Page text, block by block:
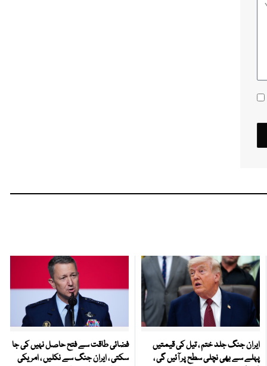
ایران جنگ جلد ختم ، تیل کی قیمتیں
پہلے سے بھی نچلی سطح پر آئیں گی ،
فضائی طاقت سے فتح حاصل نہیں کی جا
سکتی ، ایران جنگ سے نکلیں ، امریکی